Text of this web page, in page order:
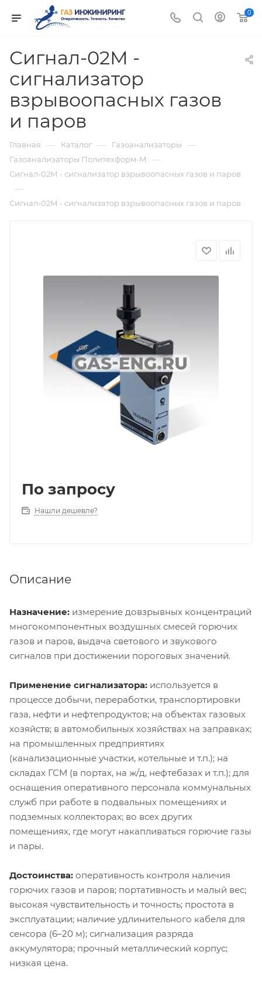
0
Сигнал-02М -
сигнализатор
взрывоопасных газов
и паров
Главная — Каталог — Газоанализаторы —
Газоанализаторы Политехформ-М —
Сигнал-02М - сигнализатор взрывоопасных газов и паров
—
Сигнал-02М - сигнализатор взрывоопасных газов и паров
По запросу
Нашли дешевле?
Описание
Назначение: измерение довзрывных концентраций
многокомпонентных воздушных смесей горючих
газов и паров, выдача светового и звукового
сигналов при достижении пороговых значений.
Применение сигнализатора: используется в
процессе добычи, переработки, транспортировки
газа, нефти и нефтепродуктов; на объектах газовых
хозяйств; в автомобильных хозяйствах на заправках;
на промышленных предприятиях
(канализационные участки, котельные и т.п.); на
складах ГСМ (в портах, на ж/д, нефтебазах и т.п.); для
оснащения оперативного персонала коммунальных
служб при работе в подвальных помещениях и
подземных коллекторах; во всех других
помещениях, где могут накапливаться горючие газы
и пары.
Достоинства: оперативность контроля наличия
горючих газов и паров; портативность и малый вес;
высокая чувствительность и точность; простота в
эксплуатации; наличие удлинительного кабеля для
сенсора (6–20 м); сигнализация разряда
аккумулятора; прочный металлический корпус;
низкая цена.